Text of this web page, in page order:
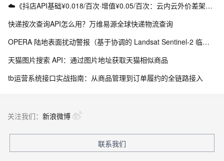
☁️《抖店API基础¥0.018/百次·增值¥0.05/百次：云内云外价差架构实战》（附Python源码）
快递按次查询API怎么用？万维易源全球快递物流查询
OPERA 陆地表面扰动警报（基于协调的 Landsat Sentinel-2 临时产品，版本 0）
天猫图片搜索 API：通过图片地址获取天猫相似商品
tb运营系统接口实战指南：从商品管理到订单履约的全链路接入
关注我们： 新浪微博
联系我们